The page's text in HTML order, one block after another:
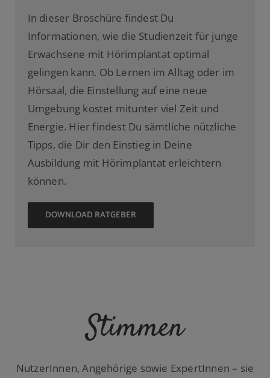
In dieser Broschüre findest Du
Informationen, wie die Studienzeit für junge
Erwachsene mit Hörimplantat optimal
gelingen kann. Ob Lernen im Alltag oder im
Hörsaal, die Einstellung auf eine neue
Umgebung kostet mitunter viel Zeit und
Energie. Hier findest Du sämtliche nützliche
Tipps, die Dir den Einstieg in Deine
Ausbildung mit Hörimplantat erleichtern
können.
DOWNLOAD RATGEBER
Stimmen
NutzerInnen, Angehörige sowie ExpertInnen – sie